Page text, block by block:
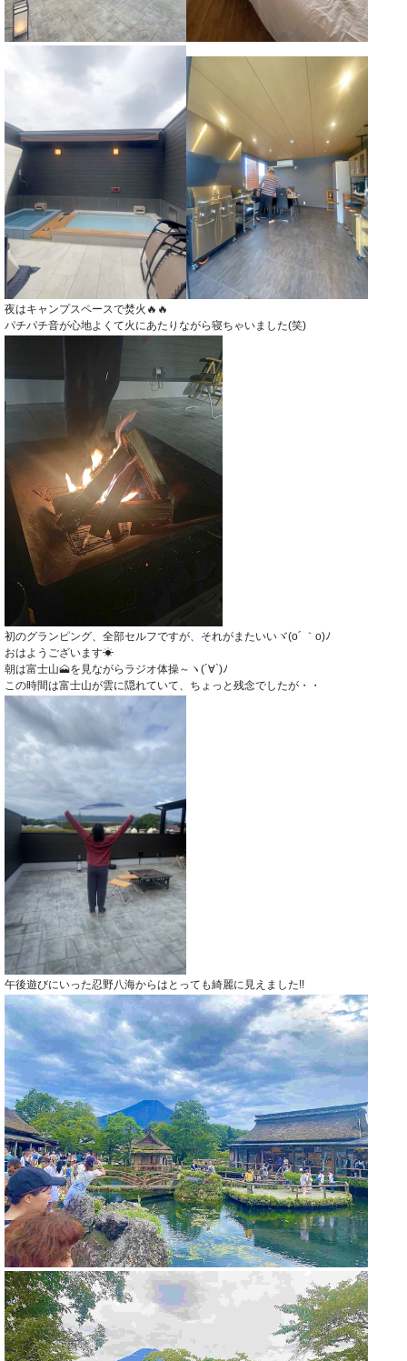
夜はキャンプスペースで焚火🔥🔥
パチパチ音が心地よくて火にあたりながら寝ちゃいました(笑)
初のグランピング、全部セルフですが、それがまたいいヾ(o´ ｀o)ﾉ
おはようございます☀
朝は富士山🗻を見ながらラジオ体操～ヽ(´∀`)ﾉ
この時間は富士山が雲に隠れていて、ちょっと残念でしたが・・
午後遊びにいった忍野八海からはとっても綺麗に見えました!!